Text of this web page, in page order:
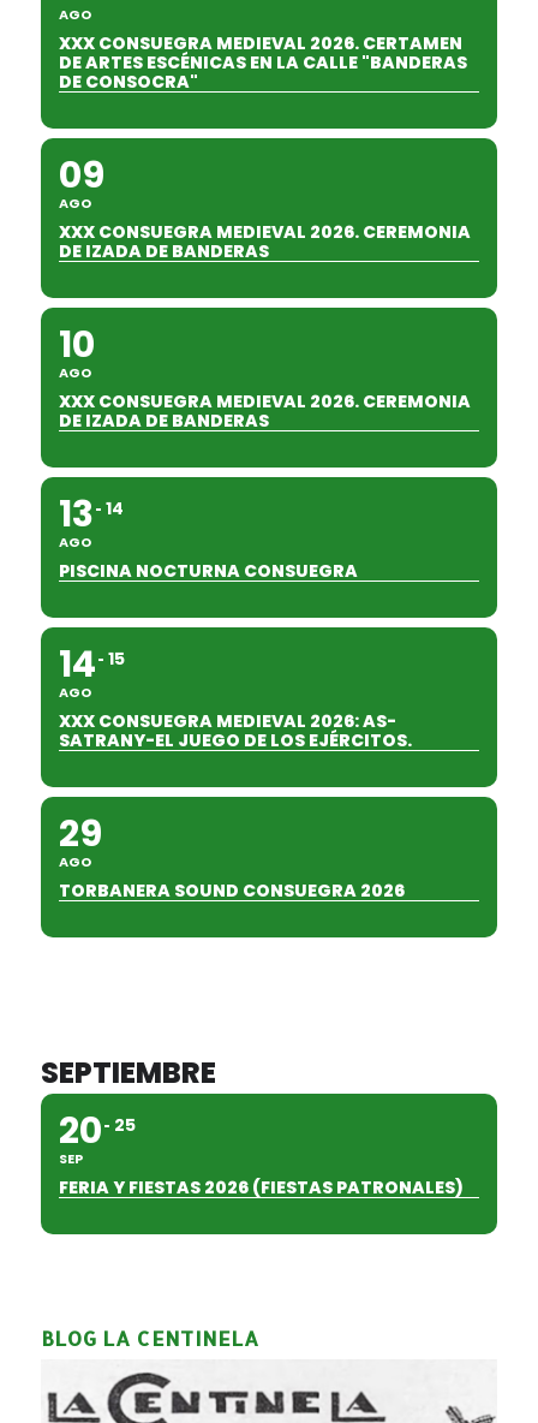
AGO
XXX CONSUEGRA MEDIEVAL 2026. CERTAMEN
DE ARTES ESCÉNICAS EN LA CALLE "BANDERAS
DE CONSOCRA"
09
AGO
XXX CONSUEGRA MEDIEVAL 2026. CEREMONIA
DE IZADA DE BANDERAS
10
AGO
XXX CONSUEGRA MEDIEVAL 2026. CEREMONIA
DE IZADA DE BANDERAS
13
AGO
14
PISCINA NOCTURNA CONSUEGRA
14
AGO
15
XXX CONSUEGRA MEDIEVAL 2026: AS-
SATRANY-EL JUEGO DE LOS EJÉRCITOS.
29
AGO
TORBANERA SOUND CONSUEGRA 2026
SEPTIEMBRE
20
SEP
25
FERIA Y FIESTAS 2026 (FIESTAS PATRONALES)
BLOG LA CENTINELA